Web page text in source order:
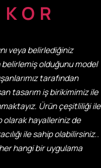
veya belirlediğiniz
olduğunu model
tarafından
tasarım iş birikimimiz ile
Ürün çeşitliliği ile
olarak hayalleriniz de
ile sahip olabilirsiniz..
hangi bir uygulama